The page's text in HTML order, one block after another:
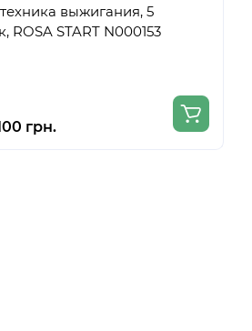
выжигания, 5
ROSA START N000153
грн.